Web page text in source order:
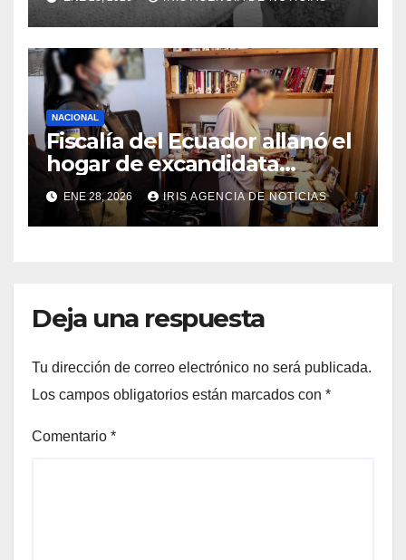
los 73 años
NACIONAL
Fiscalía del Ecuador allanó el
hogar de excandidata
presidencial vinculada al
caso Caja Chica
ENE 28, 2026 IRIS AGENCIA DE NOTICIAS
Deja una respuesta
Tu dirección de correo electrónico no será publicada.
Los campos obligatorios están marcados con *
Comentario *